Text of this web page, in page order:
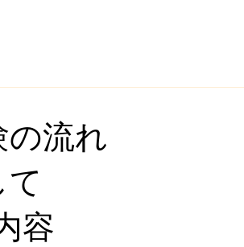
体験の
安心
容